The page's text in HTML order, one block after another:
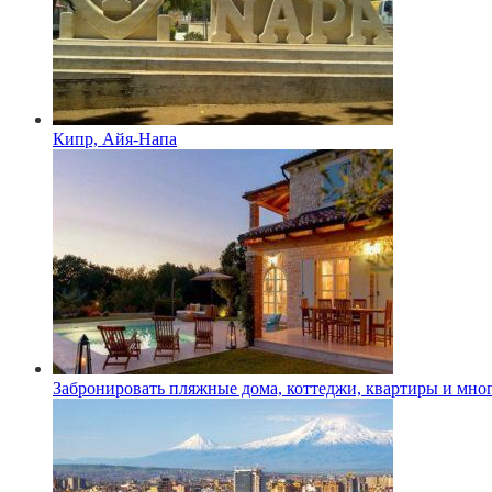
Кипр, Айя-Напа
Забронировать пляжные дома, коттеджи, квартиры и